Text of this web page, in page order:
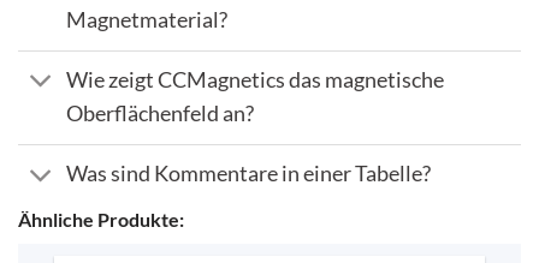
Magnetmaterial?
Wie zeigt CCMagnetics das magnetische
Oberflächenfeld an?
Was sind Kommentare in einer Tabelle?
Ähnliche Produkte: